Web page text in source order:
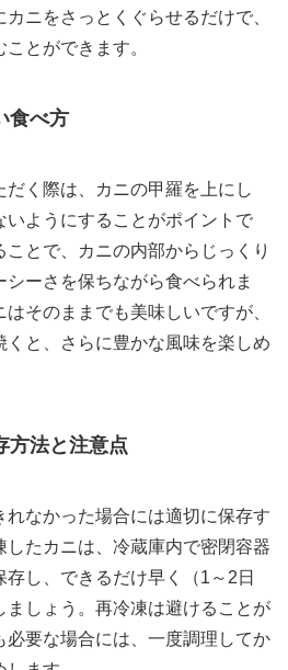
ニをさっとくぐらせるだけで、
とができます。
食べ方
く際は、カニの甲羅を上にし
いようにすることがポイントで
とで、カニの内部からじっくり
ーさを保ちながら食べられま
そのままでも美味しいですが、
くと、さらに豊かな風味を楽しめ
方法と注意点
なかった場合には適切に保存す
したカニは、冷蔵庫内で密閉容器
存し、できるだけ早く（1～2日
ましょう。再冷凍は避けることが
必要な場合には、一度調理してか